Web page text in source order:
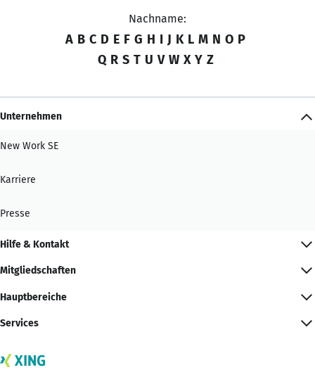
Nachname:
A B C D E F G H I J K L M N O P
Q R S T U V W X Y Z
Unternehmen
New Work SE
Karriere
Presse
Hilfe & Kontakt
Mitgliedschaften
Hauptbereiche
Services